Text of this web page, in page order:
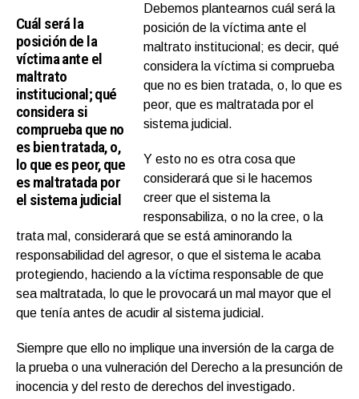
Cuál será la
posición de la
víctima ante el
maltrato
institucional; qué
considera si
comprueba que no
es bien tratada, o,
lo que es peor, que
es maltratada por
el sistema judicial
Debemos plantearnos cuál será la
posición de la víctima ante el
maltrato institucional; es decir, qué
considera la víctima si comprueba
que no es bien tratada, o, lo que es
peor, que es maltratada por el
sistema judicial.
Y esto no es otra cosa que
considerará que si le hacemos
creer que el sistema la
responsabiliza, o no la cree, o la
trata mal, considerará que se está aminorando la
responsabilidad del agresor, o que el sistema le acaba
protegiendo, haciendo a la víctima responsable de que
sea maltratada, lo que le provocará un mal mayor que el
que tenía antes de acudir al sistema judicial.
Siempre que ello no implique una inversión de la carga de
la prueba o una vulneración del Derecho a la presunción de
inocencia y del resto de derechos del investigado.